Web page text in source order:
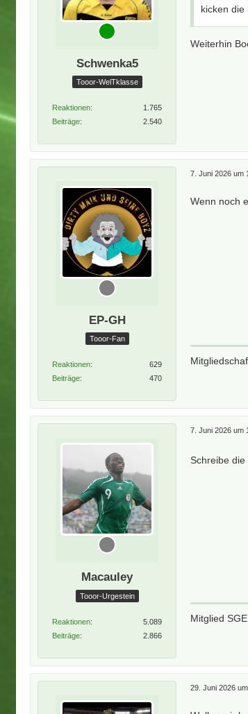
Schwenka5
Tooor-WelTklasse
Reaktionen
1.765
Beiträge
2.540
kicken die
Weiterhin
EP-GH
Tooor-Fan
Reaktionen
629
Beiträge
470
7. Juni 2026 um
Wenn noch
Macauley
Tooor-Urgestein
Reaktionen
5.089
Beiträge
2.866
7. Juni 2026 um
Schreibe
Mitglied
29. Juni 2026